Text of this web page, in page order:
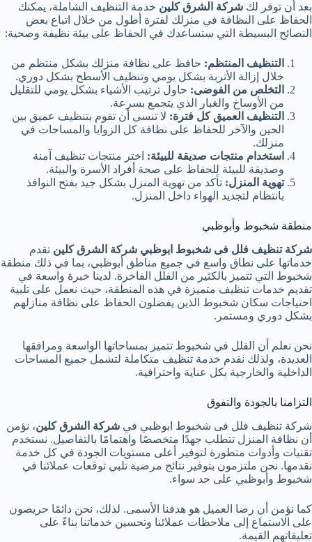
بعد أن توفر لك شركة الشرق كلين خدمة التنظيف الشاملة، يمكنك
الحفاظ على النظافة في منزلك لفترة أطول من خلال اتباع بعض
النصائح البسيطة التي ستساعدك في الحفاظ على بيئة نظيفة وصحية:
التنظيف المنتظم: حافظ على نظافة منزلك بشكل منتظم من
خلال إزالة الأتربة بشكل يومي وتنظيف الأسطح بشكل دوري.
التخلص من الفوضى: حاول ترتيب الأشياء بشكل يومي للتقليل
من الأوساخ والغبار الذي يتجمع بسرعة.
التنظيف العميق كل فترة: لا تنسى أن تقوم بتنظيف عميق بين
الحين والآخر للحفاظ على نظافة كل الزوايا والمساحات في
منزلك.
استخدام منتجات صديقة للبيئة: اختر منتجات تنظيف آمنة
وصديقة للبيئة للحفاظ على صحة أفراد الأسرة والبيئة.
تهوية المنزل: تأكد من تهوية المنزل بشكل جيد بفتح النوافذ
بانتظام لتجديد الهواء داخل المنزل.
منطقة شخبوط وأبوظبي
شركة تنظيف فلل فى شخبوط ابوظبي شركة الشرق كلين تقدم
خدماتها على نطاق واسع في جميع مناطق أبوظبي، بما في ذلك منطقة
شخبوط التي تتميز بالكثير من الفلل الفاخرة. لدينا خبرة واسعة في
تقديم خدمات تنظيف متميزة في هذه المنطقة، حيث نعمل على تلبية
احتياجات سكان شخبوط الذين يفضلون الحفاظ على نظافة منازلهم
بشكل دوري ومستمر.
نحن نعلم أن الفلل في شخبوط تتميز بمساحاتها الواسعة ومرافقها
العديدة، ولذلك نقدم خدمة تنظيف متكاملة لتشمل جميع المساحات
الداخلية والخارجية بكل عناية واحترافية.
التزامنا بالجودة والتفوق
شركة تنظيف فلل فى شخبوط ابوظبي في شركة الشرق كلين، نؤمن
أن نظافة المنزل تتطلب جهدًا متخصصًا واهتمامًا بالتفاصيل. نستخدم
تقنيات وأدوات متطورة لتوفير أعلى مستويات الجودة في كل خدمة
نقدمها. نحن ملتزمون بتوفير نتائج مرضية تلبي توقعات عملائنا في
شخبوط وأبوظبي على حد سواء.
كما نؤمن أن رضا العميل هو هدفنا الأسمى. لذلك، نحن دائمًا حريصون
على الاستماع إلى ملاحظات عملائنا وتحسين خدماتنا بناءً على
تعليقاتهم القيمة.